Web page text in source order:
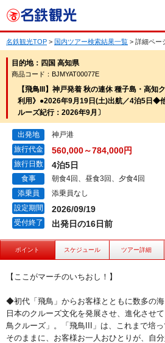
名鉄観光TOP > 国内ツアー検索結果一覧 > 詳細ペー
目的地：四国 高知県
商品コード：BJMYAT00077E
【飛鳥III】神戸発着 秋の連休 種子島・高知
利用》●2026年9月19日(土)出航／4泊5日◆
ルーズ紀行：2026年9月〕
出発地
神戸港
旅行代金
560,000～784,000円
旅行日数 4泊5日
食事
朝食4回、昼食3回、夕食4回
添乗員
添乗員なし
設定期間
2026/09/19
受付終了 出発日の16日前
ポイント スケジュール ツアー詳細
【ここがマーチのいちおし！】
◆初代「飛鳥」からお客様とともに数多の海
日本のクルーズ文化を発展させ、進化させ
鳥クルーズ」。「飛鳥III」は、これまで培
そのままに、お客様お一人おひとりが、自